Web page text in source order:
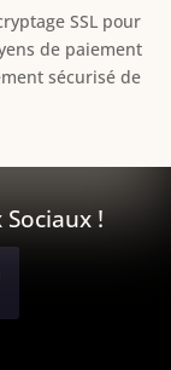
SSL pour
de paiement
sécurisé de
!